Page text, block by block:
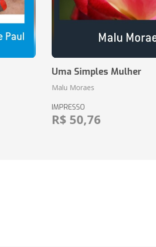
Uma Simples Mulher
Malu Moraes
IMPRESSO
R$ 50,76